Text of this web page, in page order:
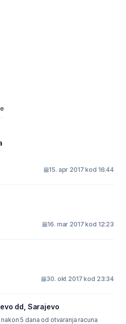
15. apr 2017 kod 16:44
16. mar 2017 kod 12:23
30. okt 2017 kod 23:34
dd, Sarajevo
5 dana od otvaranja racuna